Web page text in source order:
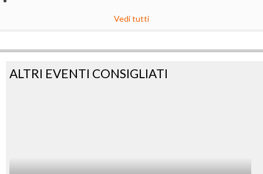
Vedi tutti
ALTRI EVENTI CONSIGLIATI